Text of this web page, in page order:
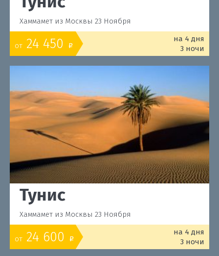
Хаммамет из Москвы 23 Ноября
от 24 450 o
на 4 дня
3 ночи
Тунис
Хаммамет из Москвы 23 Ноября
от 24 600 o
на 4 дня
3 ночи